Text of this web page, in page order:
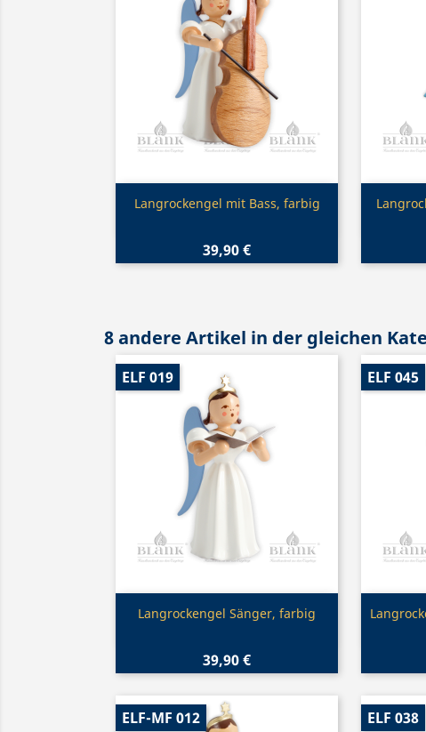
Vorschau
Langrockengel mit Bass, farbig
39,90 €
8 andere Artikel in der gleichen
Vorschau
Langrockengel Sänger, farbig
39,90 €
ELF 019 ELF 045
ELF-MF 012 ELF 038